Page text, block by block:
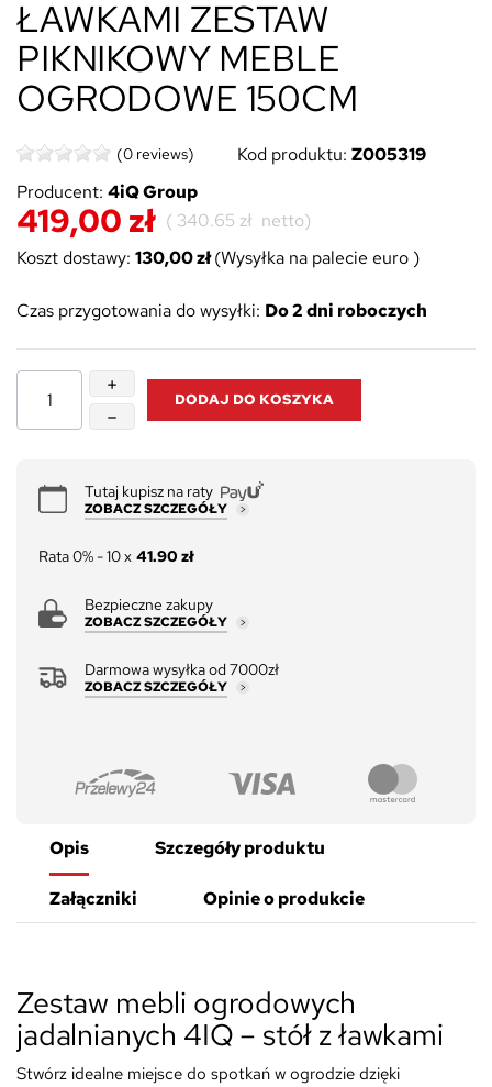
ŁAWKAMI ZESTAW
PIKNIKOWY MEBLE
OGRODOWE 150CM
(0 reviews) Kod produktu: Z005319
Producent: 4iQ Group
419,00 zł ( 340.65 zł netto)
Koszt dostawy: 130,00 zł(Wysyłka na palecie euro )
Czas przygotowania do wysyłki: Do 2 dni roboczych
DODAJ DO KOSZYKA
Tutaj kupisz na raty
ZOBACZ SZCZEGÓŁY
Rata 0% - 10 x 41.90 zł
Bezpieczne zakupy
ZOBACZ SZCZEGÓŁY
Darmowa wysyłka od 7000zł
ZOBACZ SZCZEGÓŁY
Opis Szczegóły produktu
Załączniki Opinie o produkcie
Zestaw mebli ogrodowych
jadalnianych 4IQ – stół z ławkami
Stwórz idealne miejsce do spotkań w ogrodzie dzięki